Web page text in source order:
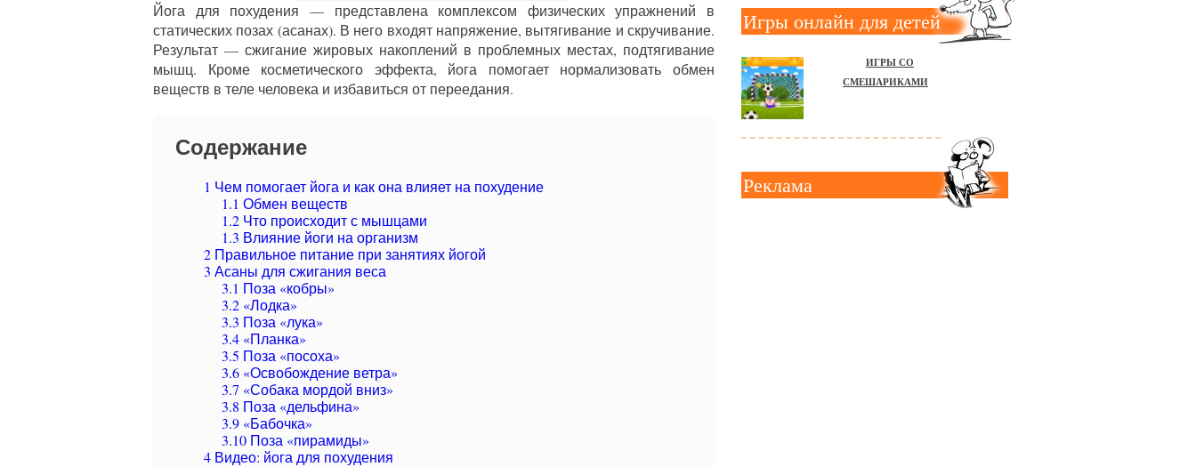
Йога для похудения — представлена комплексом физических упражнений в
статических позах (асанах). В него входят напряжение, вытягивание и скручивание.
Результат — сжигание жировых накоплений в проблемных местах, подтягивание
мышц. Кроме косметического эффекта, йога помогает нормализовать обмен
веществ в теле человека и избавиться от переедания.
Содержание
1 Чем помогает йога и как она влияет на похудение
1.1 Обмен веществ
1.2 Что происходит с мышцами
1.3 Влияние йоги на организм
2 Правильное питание при занятиях йогой
3 Асаны для сжигания веса
3.1 Поза «кобры»
3.2 «Лодка»
3.3 Поза «лука»
3.4 «Планка»
3.5 Поза «посоха»
3.6 «Освобождение ветра»
3.7 «Собака мордой вниз»
3.8 Поза «дельфина»
3.9 «Бабочка»
3.10 Поза «пирамиды»
4 Видео: йога для похудения
Игры онлайн для детей
ИГРЫ СО
СМЕШАРИКАМИ
Реклама